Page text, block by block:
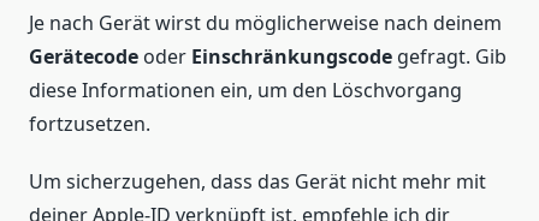
Je nach Gerät wirst du möglicherweise nach deinem
Gerätecode oder Einschränkungscode gefragt. Gib
diese Informationen ein, um den Löschvorgang
fortzusetzen.
Um sicherzugehen, dass das Gerät nicht mehr mit
deiner Apple-ID verknüpft ist, empfehle ich dir